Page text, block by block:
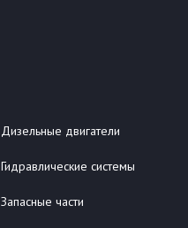
Дизельные двигатели
Гидравлические системы
Запасные части